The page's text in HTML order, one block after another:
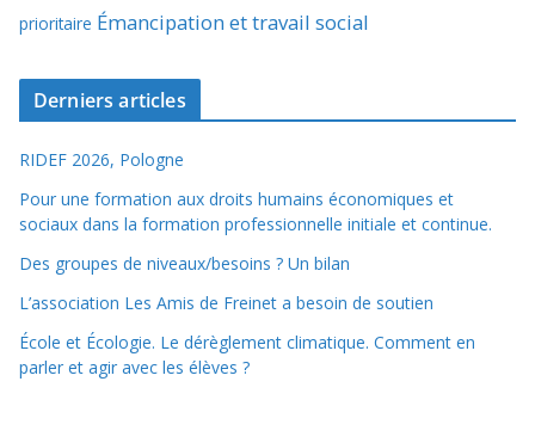
prioritaire Émancipation et travail social
Derniers articles
RIDEF 2026, Pologne
Pour une formation aux droits humains économiques et
sociaux dans la formation professionnelle initiale et continue.
Des groupes de niveaux/besoins ? Un bilan
L’association Les Amis de Freinet a besoin de soutien
École et Écologie. Le dérèglement climatique. Comment en
parler et agir avec les élèves ?